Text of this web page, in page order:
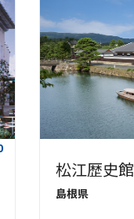
松江歴史館
島根県